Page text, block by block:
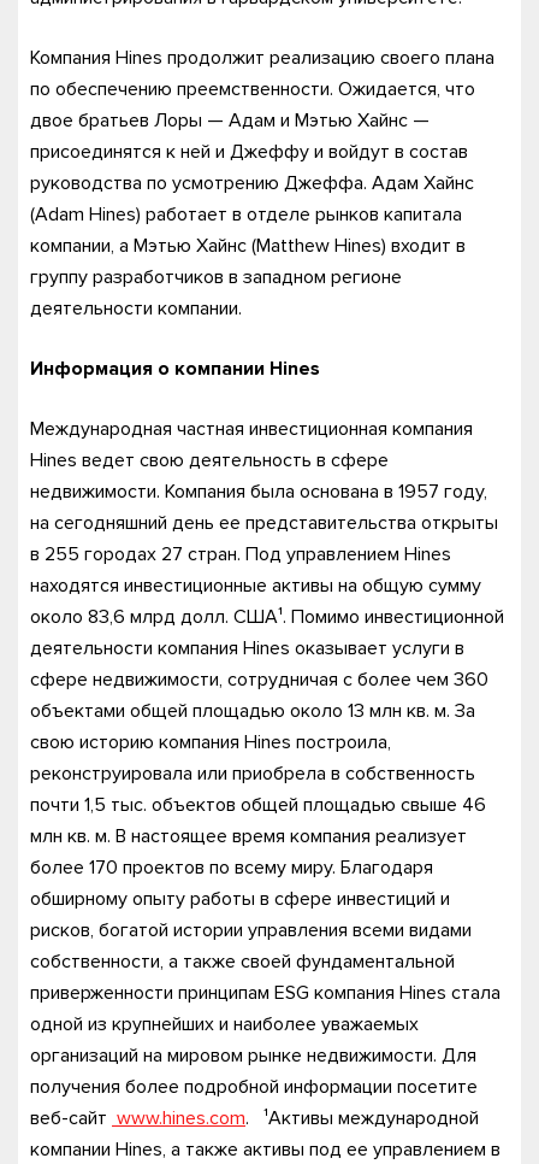
Компания Hines продолжит реализацию своего плана
по обеспечению преемственности. Ожидается, что
двое братьев Лоры — Адам и Мэтью Хайнс —
присоединятся к ней и Джеффу и войдут в состав
руководства по усмотрению Джеффа. Адам Хайнс
(Adam Hines) работает в отделе рынков капитала
компании, а Мэтью Хайнс (Matthew Hines) входит в
группу разработчиков в западном регионе
деятельности компании.
Информация о компании Hines
Международная частная инвестиционная компания
Hines ведет свою деятельность в сфере
недвижимости. Компания была основана в 1957 году,
на сегодняшний день ее представительства открыты
в 255 городах 27 стран. Под управлением Hines
находятся инвестиционные активы на общую сумму
около 83,6 млрд долл. США¹. Помимо инвестиционной
деятельности компания Hines оказывает услуги в
сфере недвижимости, сотрудничая с более чем 360
объектами общей площадью около 13 млн кв. м. За
свою историю компания Hines построила,
реконструировала или приобрела в собственность
почти 1,5 тыс. объектов общей площадью свыше 46
млн кв. м. В настоящее время компания реализует
более 170 проектов по всему миру. Благодаря
обширному опыту работы в сфере инвестиций и
рисков, богатой истории управления всеми видами
собственности, а также своей фундаментальной
приверженности принципам ESG компания Hines стала
одной из крупнейших и наиболее уважаемых
организаций на мировом рынке недвижимости. Для
получения более подробной информации посетите
веб-сайт www.hines.com. ¹Активы международной
компании Hines, а также активы под ее управлением в